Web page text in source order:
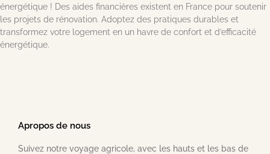
énergétique ! Des aides financières existent en France pour soutenir
les projets de rénovation. Adoptez des pratiques durables et
transformez votre logement en un havre de confort et d’efficacité
énergétique.
Apropos de nous
Suivez notre voyage agricole, avec les hauts et les bas de